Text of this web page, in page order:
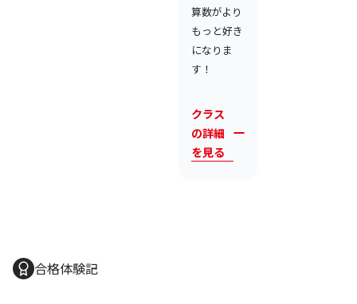
算数がより
もっと好き
になりま
す！
クラス
の詳細
を見る
合格体験記